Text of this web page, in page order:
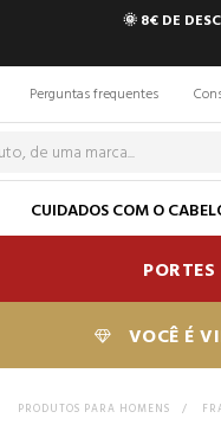
🌞 8€ DE
Perguntas frequentes
CUIDADOS COM O
VOCÊ É
PRODUTOS PARA HOMENS >